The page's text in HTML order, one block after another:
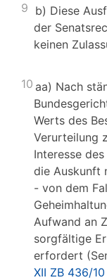
9 b) Diese
der
keinen
10 aa) Nach
Werts des
Verurteilung
Interesse
die Auskunft
- von dem
Aufwand an
sorgfältige
erfordert
XII ZB 436/10